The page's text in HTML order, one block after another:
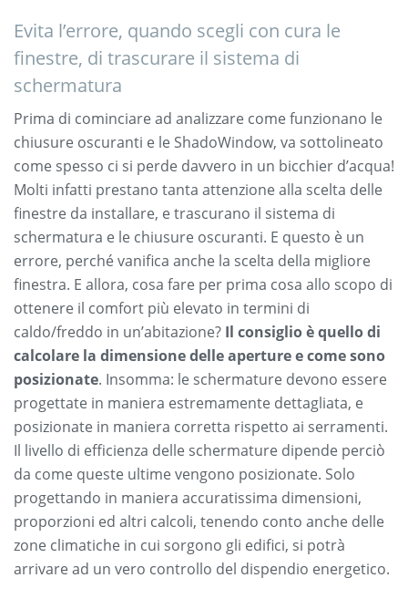
Evita l’errore, quando scegli con cura le
finestre, di trascurare il sistema di
schermatura
Prima di cominciare ad analizzare come funzionano le
chiusure oscuranti e le ShadoWindow, va sottolineato
come spesso ci si perde davvero in un bicchier d’acqua!
Molti infatti prestano tanta attenzione alla scelta delle
finestre da installare, e trascurano il sistema di
schermatura e le chiusure oscuranti. E questo è un
errore, perché vanifica anche la scelta della migliore
finestra. E allora, cosa fare per prima cosa allo scopo di
ottenere il comfort più elevato in termini di
caldo/freddo in un’abitazione? Il consiglio è quello di
calcolare la dimensione delle aperture e come sono
posizionate. Insomma: le schermature devono essere
progettate in maniera estremamente dettagliata, e
posizionate in maniera corretta rispetto ai serramenti.
Il livello di efficienza delle schermature dipende perciò
da come queste ultime vengono posizionate. Solo
progettando in maniera accuratissima dimensioni,
proporzioni ed altri calcoli, tenendo conto anche delle
zone climatiche in cui sorgono gli edifici, si potrà
arrivare ad un vero controllo del dispendio energetico.